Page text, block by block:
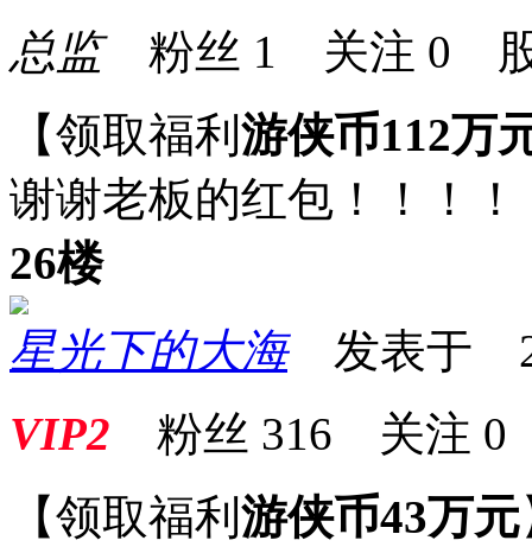
总监粉丝 1 关注 0
【领取福利 游侠币112万
谢谢老板的红包！！！
26楼
星光下的大海发表于
VIP2 粉丝 316 关注 0
【领取福利 游侠币43万元